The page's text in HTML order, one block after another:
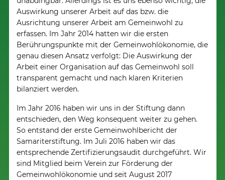
Auswirkung unserer Arbeit auf das bzw. die
Ausrichtung unserer Arbeit am Gemeinwohl zu
erfassen. Im Jahr 2014 hatten wir die ersten
Berührungspunkte mit der Gemeinwohlökonomie, die
genau diesen Ansatz verfolgt: Die Auswirkung der
Arbeit einer Organisation auf das Gemeinwohl soll
transparent gemacht und nach klaren Kriterien
bilanziert werden.
Im Jahr 2016 haben wir uns in der Stiftung dann
entschieden, den Weg konsequent weiter zu gehen.
So entstand der erste Gemeinwohlbericht der
Samariterstiftung. Im Juli 2016 haben wir das
entsprechende Zertifizierungsaudit durchgeführt. Wir
sind Mitglied beim Verein zur Förderung der
Gemeinwohlökonomie und seit August 2017